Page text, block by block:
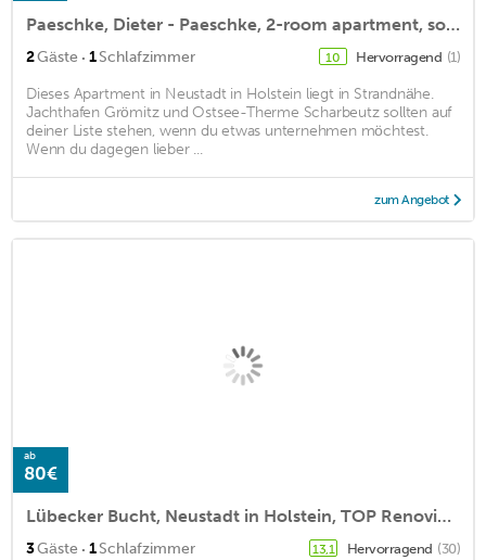
Paeschke, Dieter - Paeschke, 2-room apartment, south.
2Gäste · 1Schlafzimmer 10 Hervorragend (1)
Dieses Apartment in Neustadt in Holstein liegt in Strandnähe.
Jachthafen Grömitz und Ostsee-Therme Scharbeutz sollten auf
deiner Liste stehen, wenn du etwas unternehmen möchtest.
Wenn du dagegen lieber ...
zum Angebot
ab
80€
Lübecker Bucht, Neustadt in Holstein, TOP Renovierte Fewo
3Gäste · 1Schlafzimmer 13,1 Hervorragend (30)